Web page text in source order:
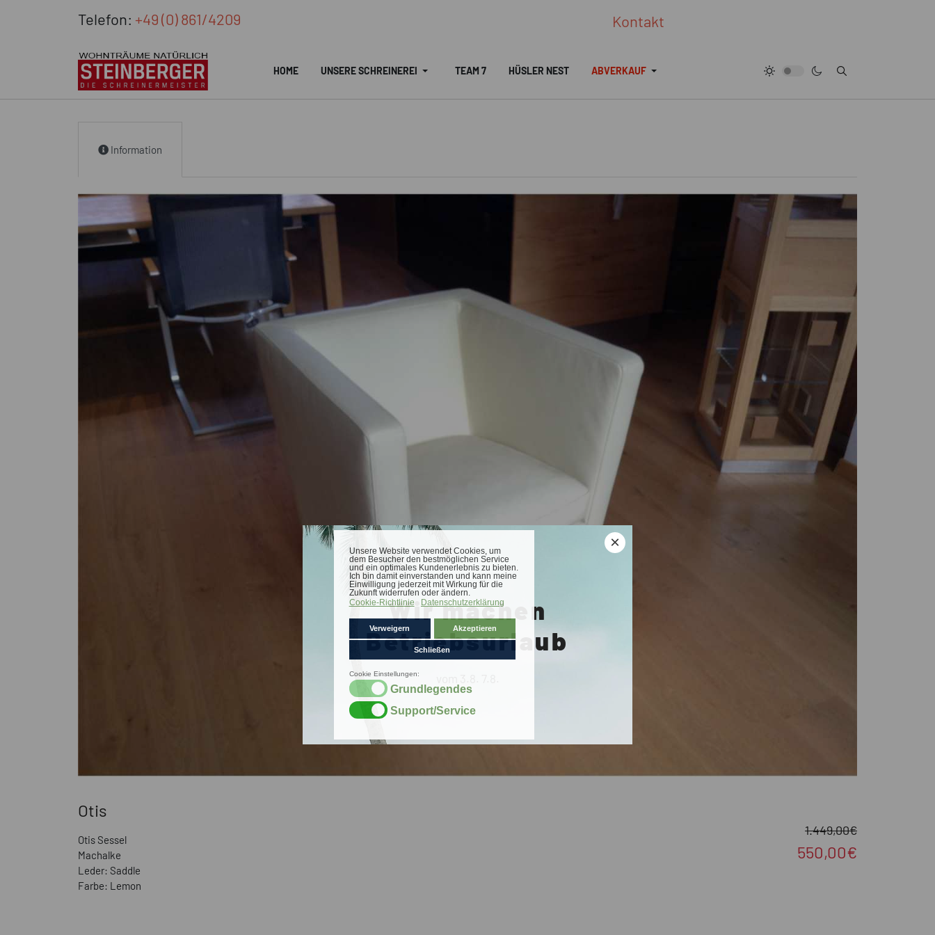
Telefon: +49 (0) 861/4209 Kontakt
HOME UNSERE SCHREINEREI TEAM 7 HÜSLER NEST ABVERKAUF
Information
Otis
1.449,00€
550,00€
Otis Sessel
Machalke
Leder: Saddle
Farbe: Lemon
×
Wir machen
Betriebsurlaub